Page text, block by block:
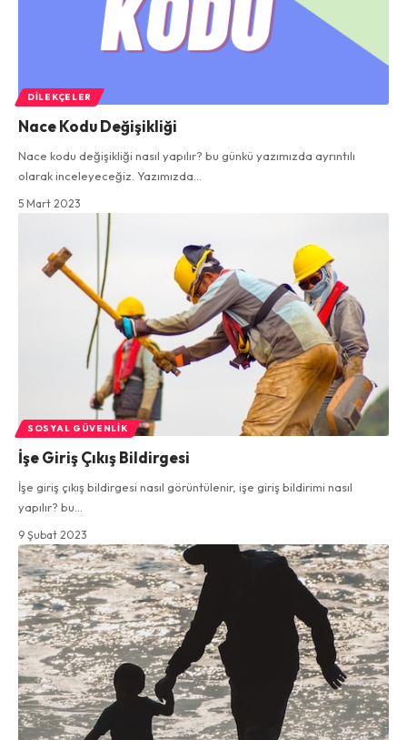
DILEKÇELER
Nace Kodu Değişikliği
Nace kodu değişikliği nasıl yapılır? bu günkü yazımızda ayrıntılı
olarak inceleyeceğiz. Yazımızda…
5 Mart 2023
SOSYAL GÜVENLIK
İşe Giriş Çıkış Bildirgesi
İşe giriş çıkış bildirgesi nasıl görüntülenir, işe giriş bildirimi nasıl
yapılır? bu…
9 Şubat 2023